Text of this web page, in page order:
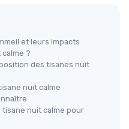
et leurs impacts
?
des tisanes nuit
nuit calme
tisane nuit calme pour